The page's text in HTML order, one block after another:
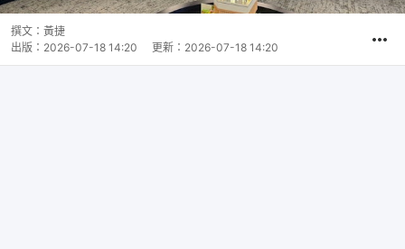
撰文： 黃捷
出版： 2026-07-18 14:20 更新： 2026-07-18 14:20